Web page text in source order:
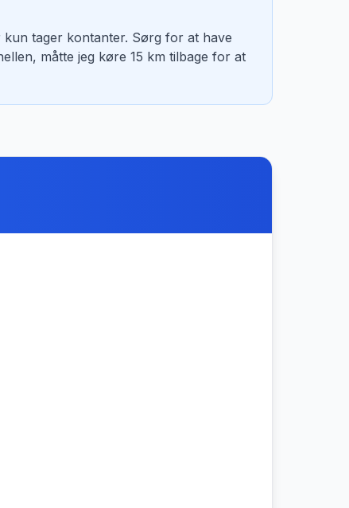
tager kontanter. Sørg for at have
måtte jeg køre 15 km tilbage for at